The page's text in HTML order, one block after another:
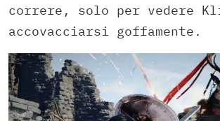
correre, solo per vedere
accovacciarsi goffamente.